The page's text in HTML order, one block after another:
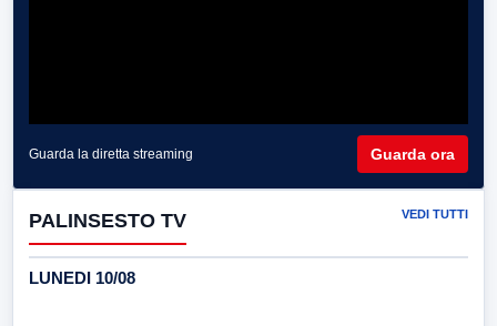
Guarda la diretta streaming Guarda ora
PALINSESTO TV VEDI TUTTI
LUNEDI 10/08